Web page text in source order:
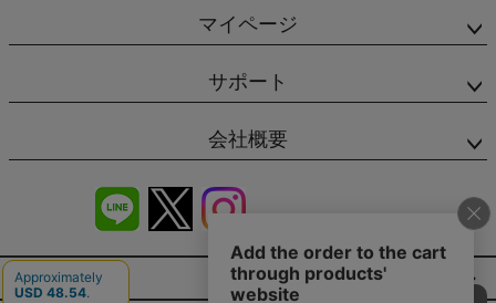
マイページ
サポート
会社概要
商品レビュー